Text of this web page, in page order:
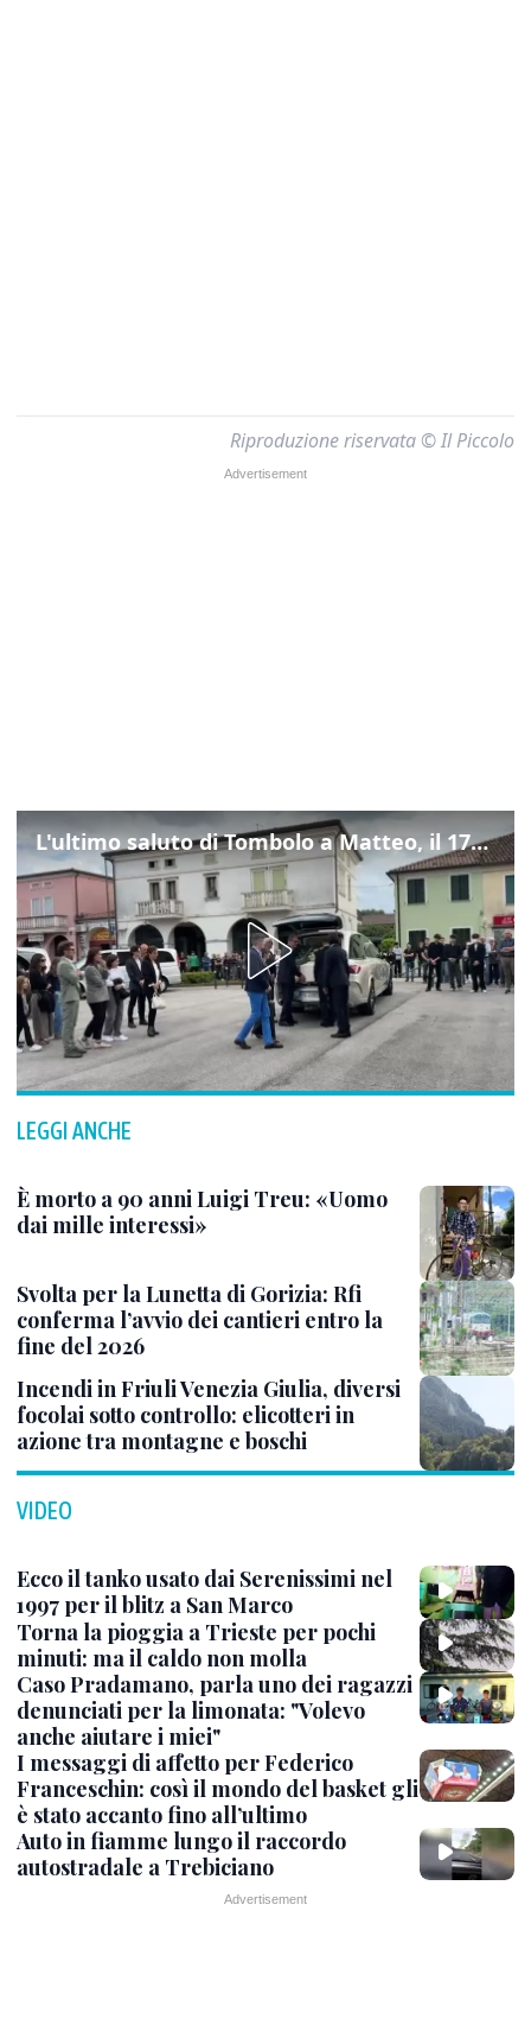
Riproduzione riservata © Il Piccolo
L'ultimo saluto di Tombolo a Matteo, il 17enne morto di tumore. Il video
LEGGI ANCHE
È morto a 90 anni Luigi Treu: «Uomo
dai mille interessi»
Svolta per la Lunetta di Gorizia: Rfi
conferma l’avvio dei cantieri entro la
fine del 2026
Incendi in Friuli Venezia Giulia, diversi
focolai sotto controllo: elicotteri in
azione tra montagne e boschi
VIDEO
Ecco il tanko usato dai Serenissimi nel
1997 per il blitz a San Marco
Torna la pioggia a Trieste per pochi
minuti: ma il caldo non molla
Caso Pradamano, parla uno dei ragazzi
denunciati per la limonata: "Volevo
anche aiutare i miei"
I messaggi di affetto per Federico
Franceschin: così il mondo del basket gli
è stato accanto fino all’ultimo
Auto in fiamme lungo il raccordo
autostradale a Trebiciano